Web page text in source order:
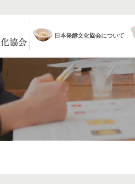
日本発酵文化協会について